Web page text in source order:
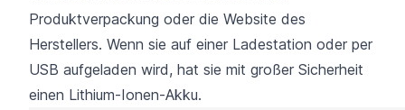
Produktverpackung oder die Website des
Herstellers. Wenn sie auf einer Ladestation oder per
USB aufgeladen wird, hat sie mit großer Sicherheit
einen Lithium-Ionen-Akku.